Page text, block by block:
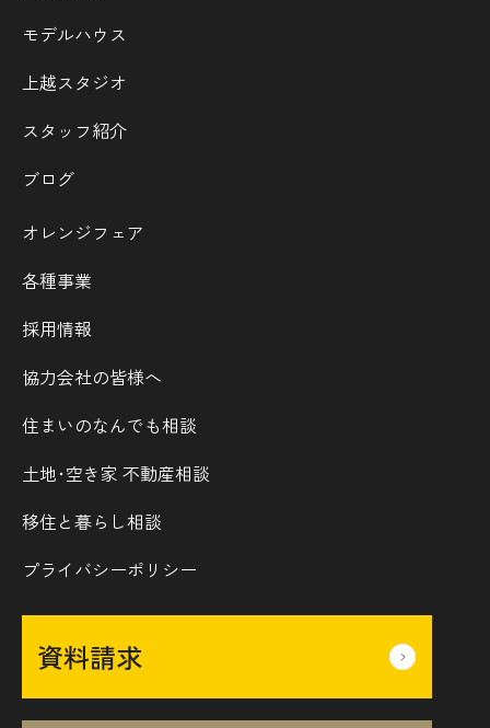
モデルハウス
上越スタジオ
スタッフ紹介
ブログ
オレンジフェア
各種事業
採用情報
協力会社の皆様へ
住まいのなんでも相談
土地･空き家 不動産相談
移住と暮らし相談
プライバシーポリシー
資料請求